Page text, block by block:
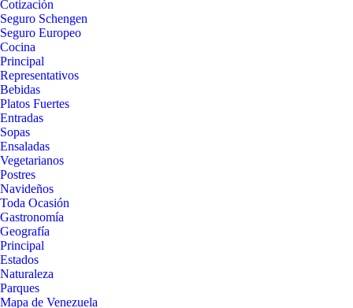
Cotización
Seguro Schengen
Seguro Europeo
Cocina
Principal
Representativos
Bebidas
Platos Fuertes
Entradas
Sopas
Ensaladas
Vegetarianos
Postres
Navideños
Toda Ocasión
Gastronomía
Geografía
Principal
Estados
Naturaleza
Parques
Mapa de Venezuela